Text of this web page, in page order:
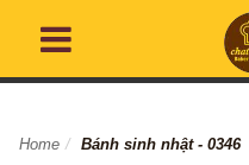
Home / Bánh sinh nhật - 0346